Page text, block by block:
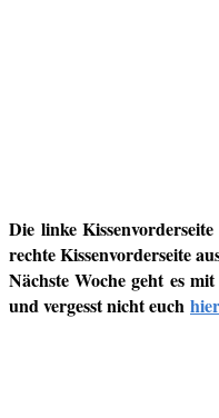
Die linke
rechte Kissenvorderseite
Nächste Woche geht es
und vergesst nicht euch hier
Bis dahin